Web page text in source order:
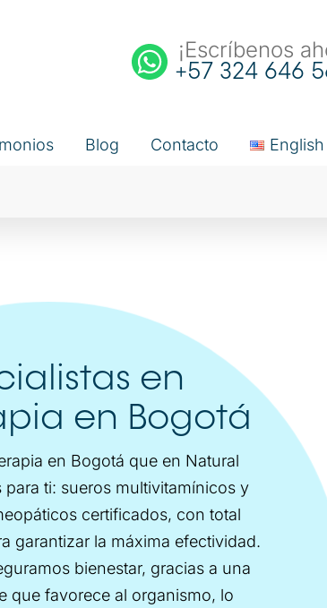
¡Escríbenos
+57 324 646
Blog Contacto English
en
en Bogotá
en Bogotá que en Natural
para ti: sueros multivitamínicos y
certificados, con total
garantizar la máxima efectividad.
bienestar, gracias a una
que favorece al organismo, lo